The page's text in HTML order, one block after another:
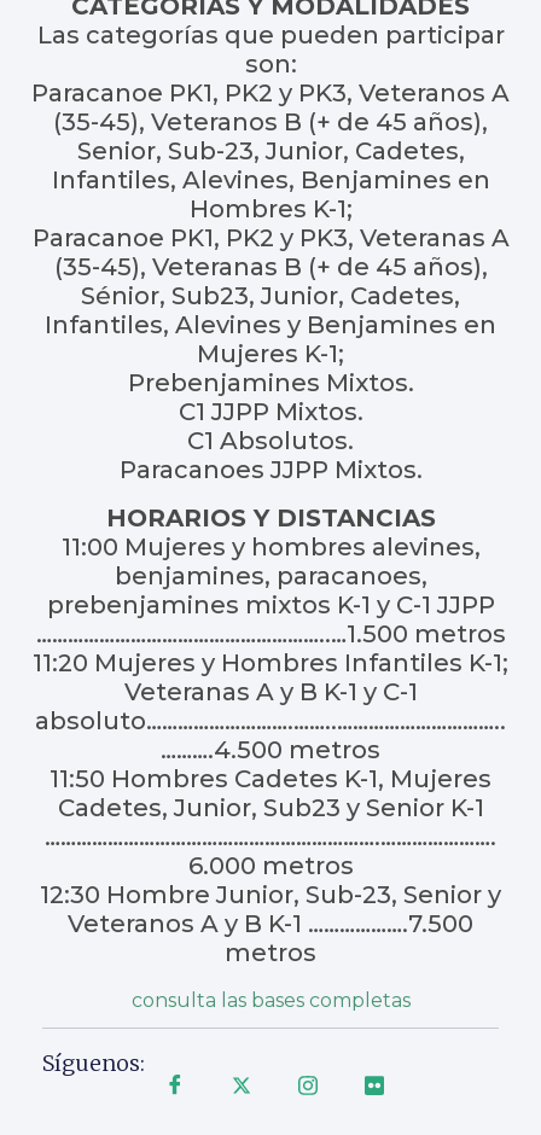
CATEGORÍAS Y MODALIDADES
Las categorías que pueden participar
son:
Paracanoe PK1, PK2 y PK3, Veteranos A
(35-45), Veteranos B (+ de 45 años),
Senior, Sub-23, Junior, Cadetes,
Infantiles, Alevines, Benjamines en
Hombres K-1;
Paracanoe PK1, PK2 y PK3, Veteranas A
(35-45), Veteranas B (+ de 45 años),
Sénior, Sub23, Junior, Cadetes,
Infantiles, Alevines y Benjamines en
Mujeres K-1;
Prebenjamines Mixtos.
C1 JJPP Mixtos.
C1 Absolutos.
Paracanoes JJPP Mixtos.
HORARIOS Y DISTANCIAS
11:00 Mujeres y hombres alevines,
benjamines, paracanoes,
prebenjamines mixtos K-1 y C-1 JJPP
………………………………………………..…1.500 metros
11:20 Mujeres y Hombres Infantiles K-1;
Veteranas A y B K-1 y C-1
absoluto……………………….……..…………………………..
……….4.500 metros
11:50 Hombres Cadetes K-1, Mujeres
Cadetes, Junior, Sub23 y Senior K-1
……………………………………………………….………………….
6.000 metros
12:30 Hombre Junior, Sub-23, Senior y
Veteranos A y B K-1 ……………….7.500
metros
consulta las bases completas
Síguenos: